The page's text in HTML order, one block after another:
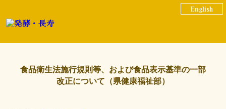
English
食品衛生法施行規則等、および食品表示基準の一部
改正について（県健康福祉部）